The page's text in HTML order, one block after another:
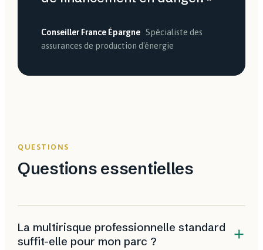
Conseiller France Épargne · Spécialiste des
assurances de production d'énergie
QUESTIONS
Questions essentielles
La multirisque professionnelle standard
suffit-elle pour mon parc ?